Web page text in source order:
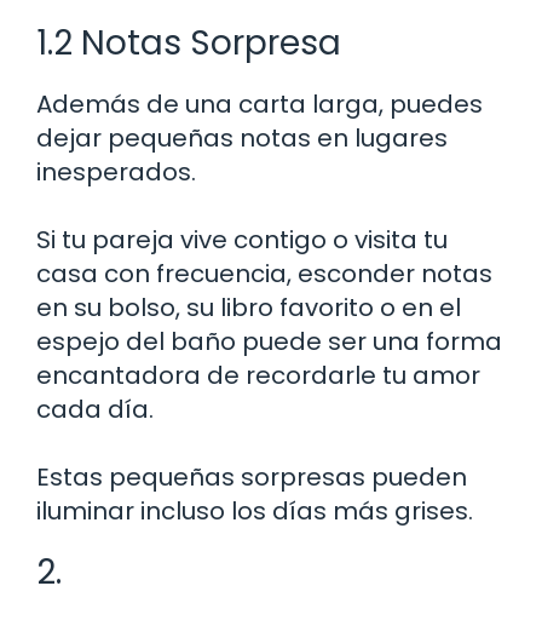
1.2 Notas Sorpresa
Además de una carta larga, puedes
dejar pequeñas notas en lugares
inesperados.
Si tu pareja vive contigo o visita tu
casa con frecuencia, esconder notas
en su bolso, su libro favorito o en el
espejo del baño puede ser una forma
encantadora de recordarle tu amor
cada día.
Estas pequeñas sorpresas pueden
iluminar incluso los días más grises.
2.